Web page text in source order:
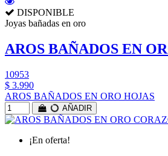
DISPONIBLE
Joyas bañadas en oro
AROS BAÑADOS EN
10953
$ 3.990
AROS BAÑADOS EN ORO HOJAS
AÑADIR
¡En oferta!